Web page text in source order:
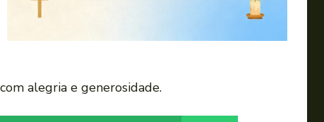
alegria e generosidade.